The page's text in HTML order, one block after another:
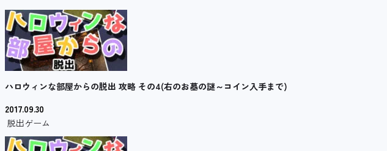
ハロウィンな部屋からの脱出 攻略 その4(右のお墓の謎～コイン入手まで)
2017.09.30
脱出ゲーム